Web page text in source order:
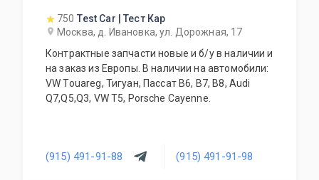
750 Test Car | Тест Кар
Москва, д. Ивановка, ул. Дорожная, 17
Контрактные запчасти новые и б/у в наличии и
на заказ из Европы. В наличии на автомобили:
VW Touareg, Тигуан, Пассат В6, В7, В8, Audi
Q7,Q5,Q3, VW T5, Porsche Cayenne.
(915) 491-91-88 (915) 491-91-98